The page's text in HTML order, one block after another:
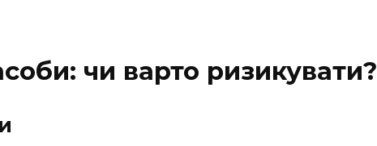
чи варто ризикувати?